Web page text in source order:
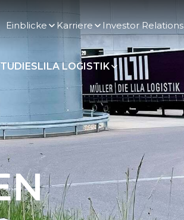
Einblicke Karriere Investor Relations
LILA LOGISTIK